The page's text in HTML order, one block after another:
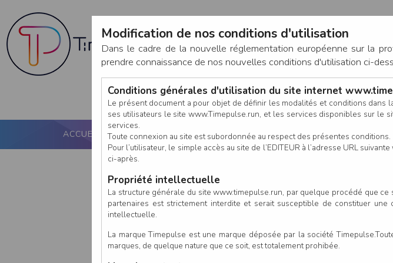
ACCUEIL PUCE ACTIVE NOS SERVICES CALENDRIER RÉSULTATS
Modification de nos conditions d'utilisation
Dans le cadre de la nouvelle réglementation européenne sur la
prendre connaissance de nos nouvelles conditions d'utilisation ci-
Conditions générales d'utilisation du site internet
Le présent document a pour objet de définir les modalités et conditions
ses utilisateurs le site www.Timepulse.run, et les services disponibles sur le
services.
Toute connexion au site est subordonnée au respect des présentes conditions.
Pour l’utilisateur, le simple accès au site de l’EDITEUR à l’adresse URL
ci-après.
Propriété intellectuelle
La structure générale du site www.timepulse.run, par quelque procédé que
partenaires est strictement interdite et serait susceptible de constituer
intellectuelle.
La marque Timepulse est une marque déposée par la société
marques, de quelque nature que ce soit, est totalement prohibée.